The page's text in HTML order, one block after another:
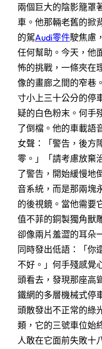
兩個巨大的陰影籠罩
車。他那輛老舊的掀
的駕Audi零件駛焦慮
任何幫助。今天，他
怖的挑戰，一條夾在
像的畫廊之間的窄巷
寸小上三十公分的停
疑的白色粉末。何手
了倒檔。他的車載語
女聲：「警告，後方
零。」「請考慮放棄
了警告，開始緩慢地
音系統，而是那兩塊
的後視鏡。當他需要
值不菲的銅製獨角獸
卻像兩片羞澀的耳朵
同時發出低語：「你
不好。」何手殘感覺
頭看去，發現那座高
鐵網的多層機械式停
頭散發出不正常的綠
類，它的三號車位始
人敢在它面前失敗十